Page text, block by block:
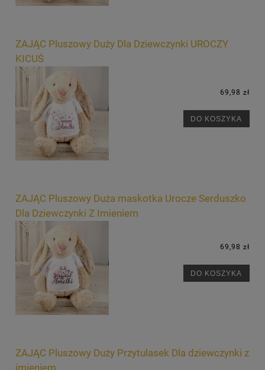
ZAJĄC Pluszowy Duży Dla Dziewczynki UROCZY
KICUŚ
69,98 zł
DO KOSZYKA
ZAJĄC Pluszowy Duża maskotka Urocze Serduszko
Dla Dziewczynki Z Imieniem
69,98 zł
DO KOSZYKA
ZAJĄC Pluszowy Duży Przytulasek Dla dziewczynki z